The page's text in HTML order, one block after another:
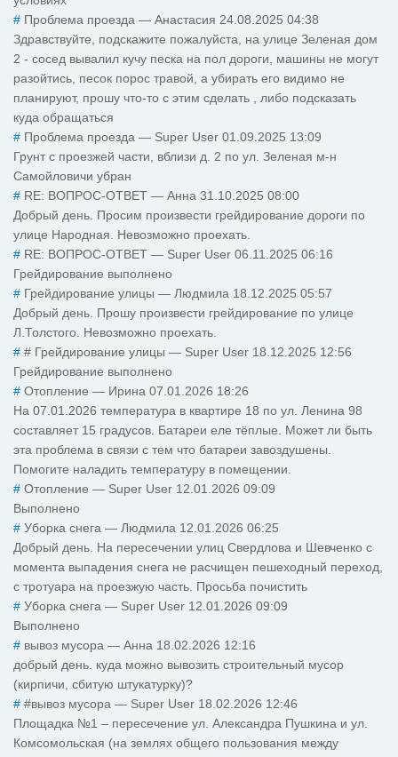
# Проблема проезда — Анастасия 24.08.2025 04:38
Здравствуйте, подскажите пожалуйста, на улице Зеленая дом
2 - сосед вывалил кучу песка на пол дороги, машины не могут
разойтись, песок порос травой, а убирать его видимо не
планируют, прошу что-то с этим сделать , либо подсказать
куда обращаться
# Проблема проезда — Super User 01.09.2025 13:09
Грунт с проезжей части, вблизи д. 2 по ул. Зеленая м-н
Самойловичи убран
# RE: ВОПРОС-ОТВЕТ — Анна 31.10.2025 08:00
Добрый день. Просим произвести грейдирование дороги по
улице Народная. Невозможно проехать.
# RE: ВОПРОС-ОТВЕТ — Super User 06.11.2025 06:16
Грейдирование выполнено
# Грейдирование улицы — Людмила 18.12.2025 05:57
Добрый день. Прошу произвести грейдирование по улице
Л.Толстого. Невозможно проехать.
# # Грейдирование улицы — Super User 18.12.2025 12:56
Грейдирование выполнено
# Отопление — Ирина 07.01.2026 18:26
На 07.01.2026 температура в квартире 18 по ул. Ленина 98
составляет 15 градусов. Батареи еле тёплые. Может ли быть
эта проблема в связи с тем что батареи завоздушены.
Помогите наладить температуру в помещении.
# Отопление — Super User 12.01.2026 09:09
Выполнено
# Уборка снега — Людмила 12.01.2026 06:25
Добрый день. На пересечении улиц Свердлова и Шевченко с
момента выпадения снега не расчищен пешеходный переход,
с тротуара на проезжую часть. Просьба почистить
# Уборка снега — Super User 12.01.2026 09:09
Выполнено
# вывоз мусора — Анна 18.02.2026 12:16
добрый день. куда можно вывозить строительный мусор
(кирпичи, сбитую штукатурку)?
# #вывоз мусора — Super User 18.02.2026 12:46
Площадка №1 – пересечение ул. Александра Пушкина и ул.
Комсомольская (на землях общего пользования между